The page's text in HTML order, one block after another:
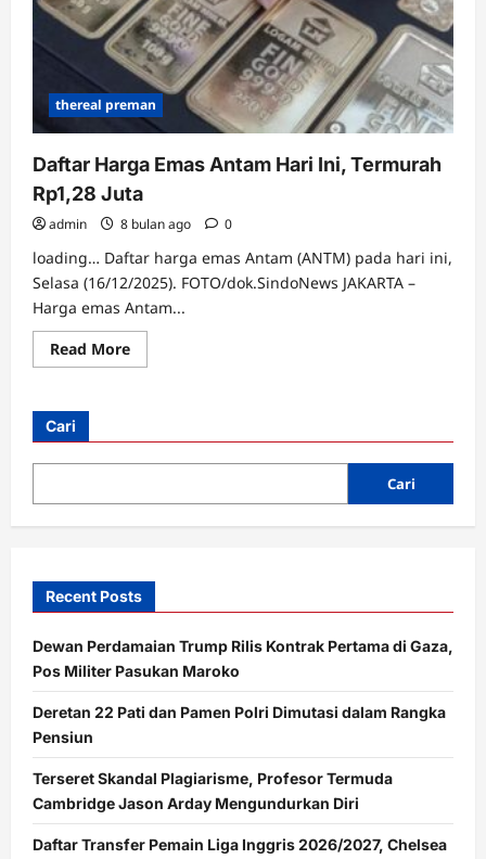
thereal preman
Daftar Harga Emas Antam Hari Ini, Termurah
Rp1,28 Juta
admin 8 bulan ago 0
loading… Daftar harga emas Antam (ANTM) pada hari ini,
Selasa (16/12/2025). FOTO/dok.SindoNews JAKARTA –
Harga emas Antam...
Read MoreRead
more
Antam
Ini,
Rp1,28
Cari
Cari
Recent Posts
Dewan Perdamaian Trump Rilis Kontrak Pertama di Gaza,
Pos Militer Pasukan Maroko
Deretan 22 Pati dan Pamen Polri Dimutasi dalam Rangka
Pensiun
Terseret Skandal Plagiarisme, Profesor Termuda
Cambridge Jason Arday Mengundurkan Diri
Daftar Transfer Pemain Liga Inggris 2026/2027, Chelsea